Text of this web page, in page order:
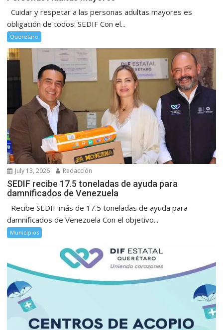
Cuidar y respetar a las personas adultas mayores es
obligación de todos: SEDIF Con el...
Querétaro
July 13, 2026 Redacción
SEDIF recibe 17.5 toneladas de ayuda para
damnificados de Venezuela
Recibe SEDIF más de 17.5 toneladas de ayuda para
damnificados de Venezuela Con el objetivo...
Municipios